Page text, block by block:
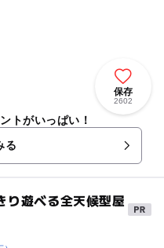
保存
2602
トがいっぱい！
る
り遊べる全天候型屋